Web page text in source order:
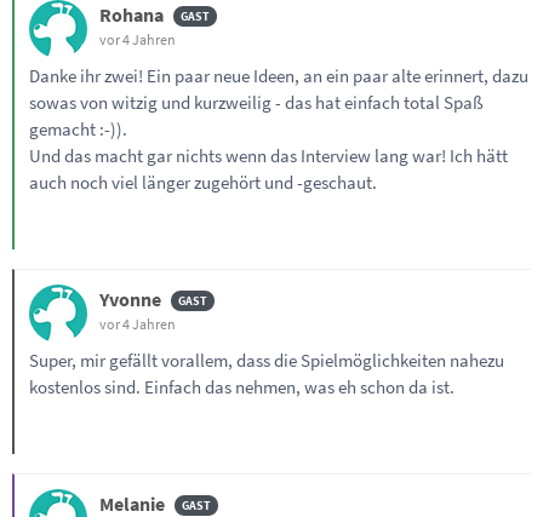
Rohana
vor 4 Jahren
Danke ihr zwei! Ein paar neue Ideen, an ein paar alte erinnert, dazu
sowas von witzig und kurzweilig - das hat einfach total Spaß
gemacht :-)).
Und das macht gar nichts wenn das Interview lang war! Ich hätt
auch noch viel länger zugehört und -geschaut.
Yvonne
vor 4 Jahren
Super, mir gefällt vorallem, dass die Spielmöglichkeiten nahezu
kostenlos sind. Einfach das nehmen, was eh schon da ist.
Melanie